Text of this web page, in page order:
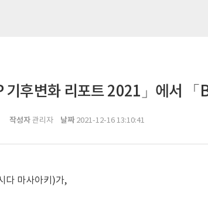
기후변화 리포트 2021」에서 「
작성자관리자 날짜2021-12-16 13:10:41
다 마사아키)가,